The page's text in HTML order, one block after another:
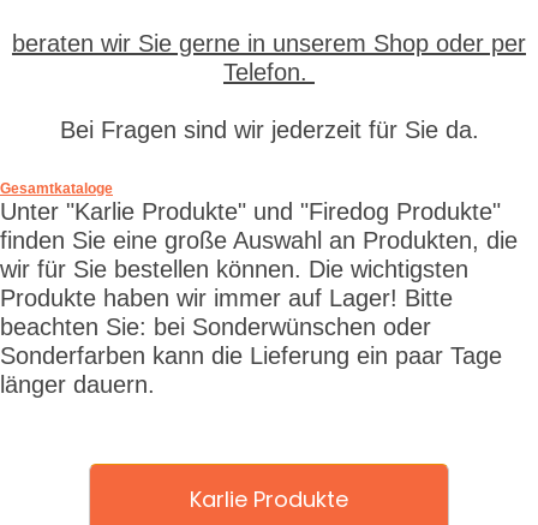
beraten wir Sie gerne in unserem Shop oder per
Telefon.
Bei Fragen sind wir jederzeit für Sie da.
Gesamtkataloge
Unter "Karlie Produkte" und "Firedog Produkte"
finden Sie eine große Auswahl an Produkten, die
wir für Sie bestellen können. Die wichtigsten
Produkte haben wir immer auf Lager! Bitte
beachten Sie: bei Sonderwünschen oder
Sonderfarben kann die Lieferung ein paar Tage
länger dauern.
Karlie Produkte